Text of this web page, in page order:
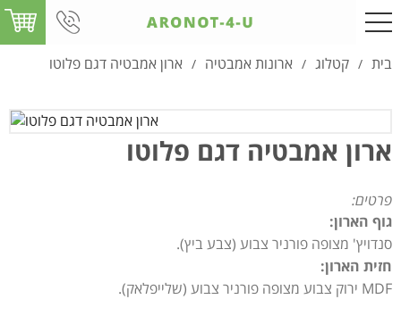
בית / קטלוג / ארונות אמבטיה / ארון אמבטיה דגם פלוטו
ארון אמבטיה דגם פלוטו
פרטים:
גוף הארון:
סנדויץ' מצופה פורניר צבוע (צבע ביץ).
חזית הארון:
MDF ירוק צבוע מצופה פורניר צבוע (שלייפלאק).